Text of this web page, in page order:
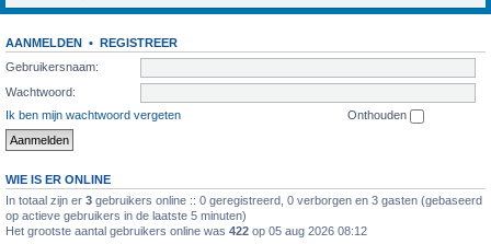
AANMELDEN • REGISTREER
Gebruikersnaam:
Wachtwoord:
Ik ben mijn wachtwoord vergeten
Onthouden
WIE IS ER ONLINE
In totaal zijn er 3 gebruikers online :: 0 geregistreerd, 0 verborgen en 3 gasten (gebaseerd
op actieve gebruikers in de laatste 5 minuten)
Het grootste aantal gebruikers online was 422 op 05 aug 2026 08:12